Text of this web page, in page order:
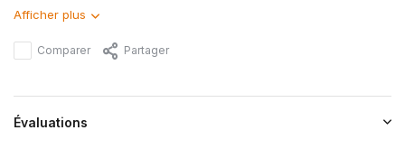
Afficher plus
Comparer Partager
Évaluations